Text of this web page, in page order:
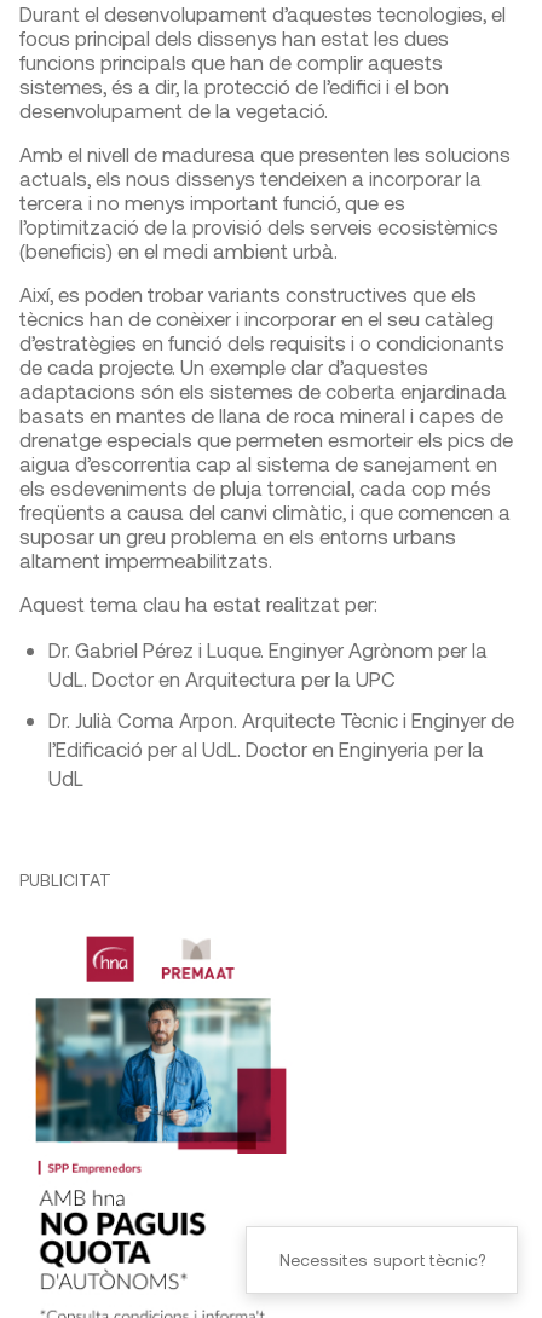
Durant el desenvolupament d’aquestes tecnologies, el
focus principal dels dissenys han estat les dues
funcions principals que han de complir aquests
sistemes, és a dir, la protecció de l’edifici i el bon
desenvolupament de la vegetació.
Amb el nivell de maduresa que presenten les solucions
actuals, els nous dissenys tendeixen a incorporar la
tercera i no menys important funció, que es
l’optimització de la provisió dels serveis ecosistèmics
(beneficis) en el medi ambient urbà.
Així, es poden trobar variants constructives que els
tècnics han de conèixer i incorporar en el seu catàleg
d’estratègies en funció dels requisits i o condicionants
de cada projecte. Un exemple clar d’aquestes
adaptacions són els sistemes de coberta enjardinada
basats en mantes de llana de roca mineral i capes de
drenatge especials que permeten esmorteir els pics de
aigua d’escorrentia cap al sistema de sanejament en
els esdeveniments de pluja torrencial, cada cop més
freqüents a causa del canvi climàtic, i que comencen a
suposar un greu problema en els entorns urbans
altament impermeabilitzats.
Aquest tema clau ha estat realitzat per:
Dr. Gabriel Pérez i Luque. Enginyer Agrònom per la
UdL. Doctor en Arquitectura per la UPC
Dr. Julià Coma Arpon. Arquitecte Tècnic i Enginyer de
l’Edificació per al UdL. Doctor en Enginyeria per la
UdL
PUBLICITAT
Necessites suport tècnic?